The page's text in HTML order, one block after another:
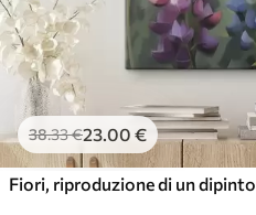
38.33€23.00 €
Fiori, riproduzione di un dipinto